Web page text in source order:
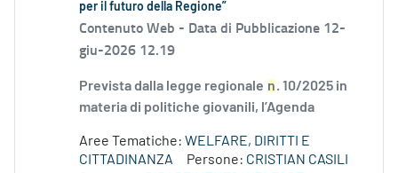
per il futuro della Regione”
Contenuto Web - Data di Pubblicazione 12-
giu-2026 12.19
Prevista dalla legge regionale n. 10/2025 in
materia di politiche giovanili, l’Agenda
Aree Tematiche: WELFARE, DIRITTI E
CITTADINANZA
Persone: CRISTIAN CASILI